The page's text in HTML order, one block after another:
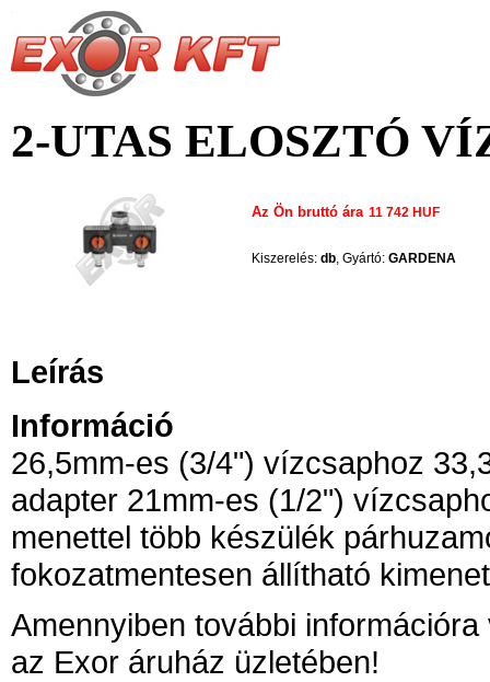
2-UTAS ELOSZTÓ
Az Ön bruttó ára 11 742 HUF
Kiszerelés: db, Gyártó: GARDENA
Leírás
Információ
26,5mm-es (3/4") vízcsaphoz
adapter 21mm-es (1/2")
menettel több készülék
fokozatmentesen állítható kimenet
Amennyiben további
az Exor áruház üzletében!